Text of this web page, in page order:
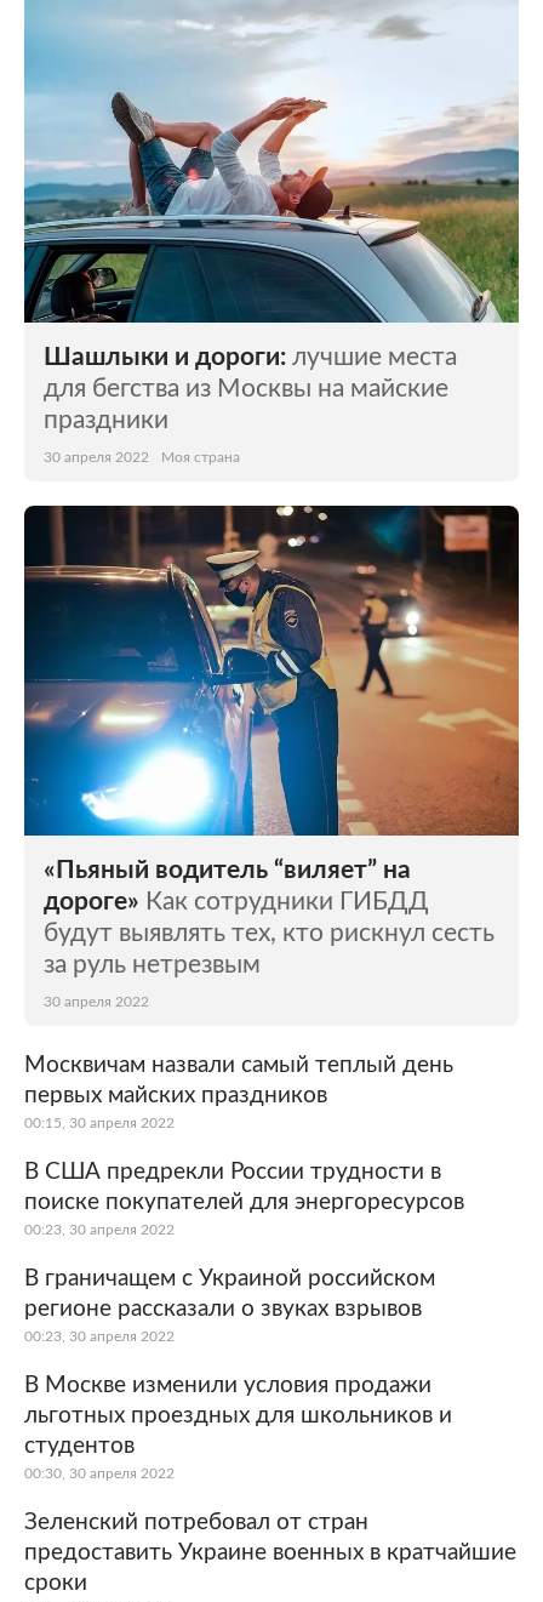
Шашлыки и дороги: лучшие места
для бегства из Москвы на майские
праздники
30 апреля 2022 Моя страна
«Пьяный водитель “виляет” на
дороге» Как сотрудники ГИБДД
будут выявлять тех, кто рискнул сесть
за руль нетрезвым
30 апреля 2022
Москвичам назвали самый теплый день
первых майских праздников
00:15, 30 апреля 2022
В США предрекли России трудности в
поиске покупателей для энергоресурсов
00:23, 30 апреля 2022
В граничащем с Украиной российском
регионе рассказали о звуках взрывов
00:23, 30 апреля 2022
В Москве изменили условия продажи
льготных проездных для школьников и
студентов
00:30, 30 апреля 2022
Зеленский потребовал от стран
предоставить Украине военных в кратчайшие
сроки